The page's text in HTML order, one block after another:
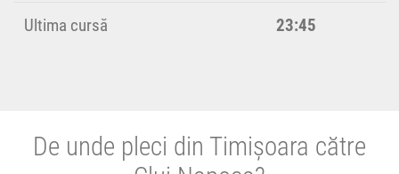
Ultima cursă 23:45
De unde pleci din Timișoara către